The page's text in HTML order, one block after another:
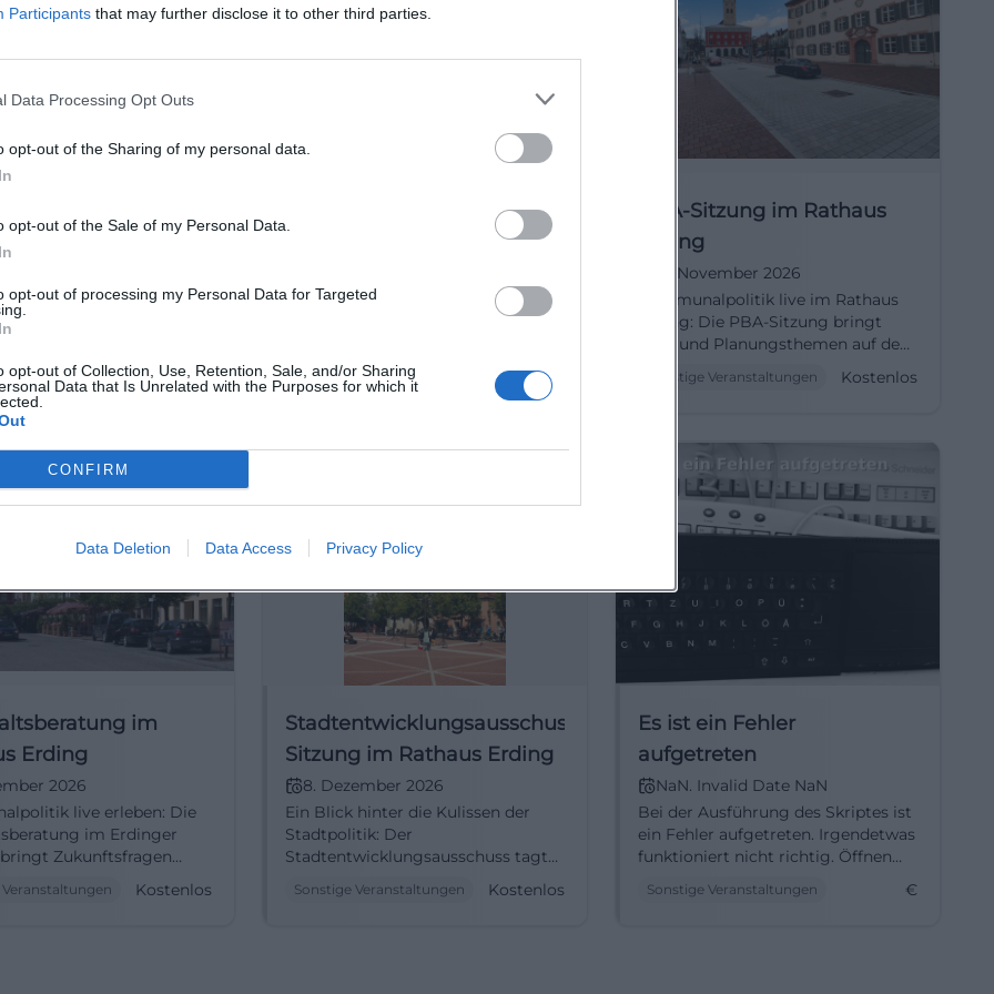
Participants that may further disclose it to other third parties.
Data Processing Opt Outs
opt-out of the Sharing of my personal data.
opt-out of the Sale of my Personal Data.
opt-out of processing my Personal Data for Targeted
opt-out of Collection, Use, Retention, Sale, and/or Sharing
Data that Is Unrelated with the Purposes for which it
CONFIRM
Data Deletion Data Access Privacy Policy
Erding
hautnah: Der
tagt
Erding. Am 26.10.2026
Uhr geht es um die Zukunft
#Erding
Veranstaltungen Kostenlos
Stadtratssitzung in Erding
Stadtratssitzung in Erding öffnet
den Blick hinter die Kulissen der
Sonstige Veranstaltungen Kostenlos
PBA-Sitzung im Rathaus
Erding
17. November 2026
Kommunalpolitik live im Rathaus
Erding: Die PBA-Sitzung bringt
Bau- und Planungsthemen auf den
Eintritt frei. #Erding
Sonstige Veranstaltungen Kostenlos
im
Erding
2026
live erleben: Die
im Erdinger
Zukunftsfragen
17:45 Uhr, Eintritt frei.
Kostenlos
Stadtentwicklungsausschuss-
Sitzung im Rathaus Erding
8. Dezember 2026
Ein Blick hinter die Kulissen der
Stadtpolitik: Der
Stadtentwicklungsausschuss tagt
Sitzung, Eintritt frei. #Erding
Sonstige Veranstaltungen Kostenlos
Es ist ein Fehler
aufgetreten
NaN. Invalid Date NaN
Bei der Ausführung des Skriptes ist
ein Fehler aufgetreten. Irgendetwas
funktioniert nicht richtig. Öffnen
Ordnervar/logsund suchen Sie die
Sonstige Veranstaltungen €